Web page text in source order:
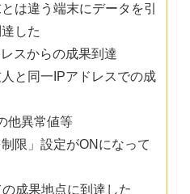
は違う端末にデータを引
した
スからの成果到達
と同一IPアドレスでの成
他異常値等
限」設定がONになって
成果地点に到達した